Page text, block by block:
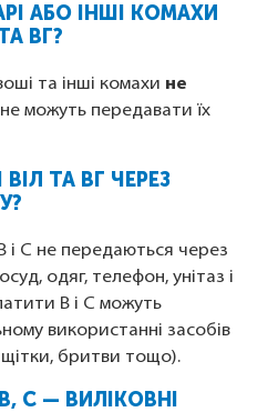
АБО ІНШІ КОМАХИ
ВГ?
та інші комахи не
не можуть передавати їх
ТА ВГ ЧЕРЕЗ
і С не передаються через
одяг, телефон, унітаз і
В і С можуть
використанні засобів
щітки, бритви тощо).
C — ВИЛІКОВНІ